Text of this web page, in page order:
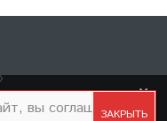
вы соглашаетесь
×
сайт, вы